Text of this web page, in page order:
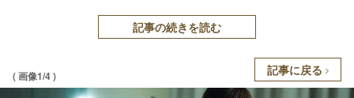
記事の続きを読む
( 画像1/4 ) 記事に戻る